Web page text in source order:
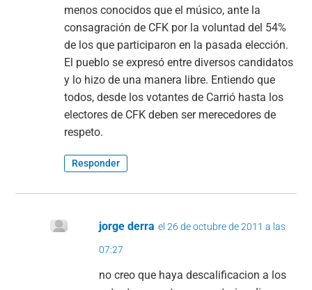
menos conocidos que el músico, ante la
consagración de CFK por la voluntad del 54%
de los que participaron en la pasada elección.
El pueblo se expresó entre diversos candidatos
y lo hizo de una manera libre. Entiendo que
todos, desde los votantes de Carrió hasta los
electores de CFK deben ser merecedores de
respeto.
Responder
jorge derra el 26 de octubre de 2011 a las
07:27
no creo que haya descalificacion a los